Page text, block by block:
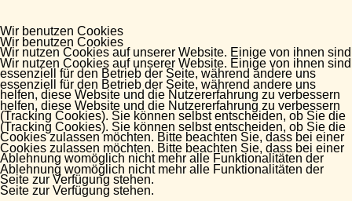
Wir benutzen Cookies
Wir nutzen Cookies auf unserer Website. Einige von ihnen sind
essenziell für den Betrieb der Seite, während andere uns
helfen, diese Website und die Nutzererfahrung zu verbessern
(Tracking Cookies). Sie können selbst entscheiden, ob Sie die
Cookies zulassen möchten. Bitte beachten Sie, dass bei einer
Ablehnung womöglich nicht mehr alle Funktionalitäten der
Seite zur Verfügung stehen.
Wir benutzen Cookies
Wir nutzen Cookies auf unserer Website. Einige von ihnen sind
essenziell für den Betrieb der Seite, während andere uns
helfen, diese Website und die Nutzererfahrung zu verbessern
(Tracking Cookies). Sie können selbst entscheiden, ob Sie die
Cookies zulassen möchten. Bitte beachten Sie, dass bei einer
Ablehnung womöglich nicht mehr alle Funktionalitäten der
Seite zur Verfügung stehen.